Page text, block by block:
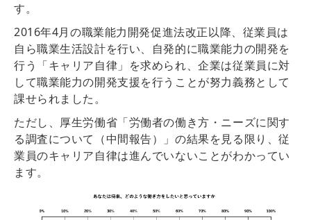
す。
2016年4月の職業能力開発促進法改正以降、従業員は
自ら職業生活設計を行い、自発的に職業能力の開発を
行う「キャリア自律」を求められ、企業は従業員に対
して職業能力の開発支援を行うことが努力義務として
課せられました。
ただし、厚生労働省「労働者の働き方・ニーズに関す
る調査について（中間報告）」の結果を見る限り、従
業員のキャリア自律は進んでいないことがわかってい
ます。